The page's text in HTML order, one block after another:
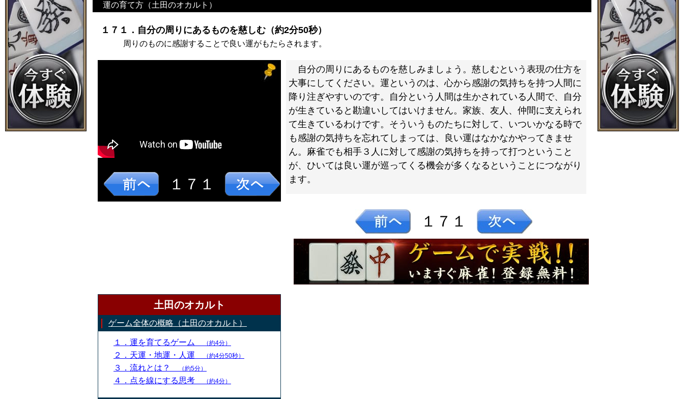
運の育て方（土田のオカルト）
１７１．自分の周りにあるものを慈しむ（約2分50秒）
周りのものに感謝することで良い運がもたらされます。
１７１
土田のオカルト
ゲーム全体の概略（土田のオカルト）
１．運を育てるゲーム （約4分）
２．天運・地運・人運 （約4分50秒）
３．流れとは？ （約5分）
４．点を線にする思考 （約4分）
自分の周りにあるものを慈しみましょう。慈しむという表現の仕方を
大事にしてください。運というのは、心から感謝の気持ちを持つ人間に
降り注ぎやすいのです。自分という人間は生かされている人間で、自分
が生きていると勘違いしてはいけません。家族、友人、仲間に支えられ
て生きているわけです。そういうものたちに対して、いついかなる時で
も感謝の気持ちを忘れてしまっては、良い運はなかなかやってきませ
ん。麻雀でも相手３人に対して感謝の気持ちを持って打つということ
が、ひいては良い運が巡ってくる機会が多くなるということにつながり
ます。
１７１